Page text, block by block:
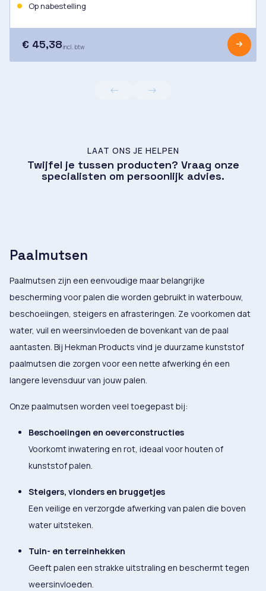
Op nabestelling
€ 45,38incl. btw
LAAT ONS JE HELPEN
Twijfel je tussen producten? Vraag onze
specialisten om persoonlijk advies.
Paalmutsen
Paalmutsen zijn een eenvoudige maar belangrijke
bescherming voor palen die worden gebruikt in waterbouw,
beschoeiingen, steigers en afrasteringen. Ze voorkomen dat
water, vuil en weersinvloeden de bovenkant van de paal
aantasten. Bij Hekman Products vind je duurzame kunststof
paalmutsen die zorgen voor een nette afwerking én een
langere levensduur van jouw palen.
Onze paalmutsen worden veel toegepast bij:
Beschoeiingen en oeverconstructies
Voorkomt inwatering en rot, ideaal voor houten of
kunststof palen.
Steigers, vlonders en bruggetjes
Een veilige en verzorgde afwerking van palen die boven
water uitsteken.
Tuin- en terreinhekken
Geeft palen een strakke uitstraling en beschermt tegen
weersinvloeden.